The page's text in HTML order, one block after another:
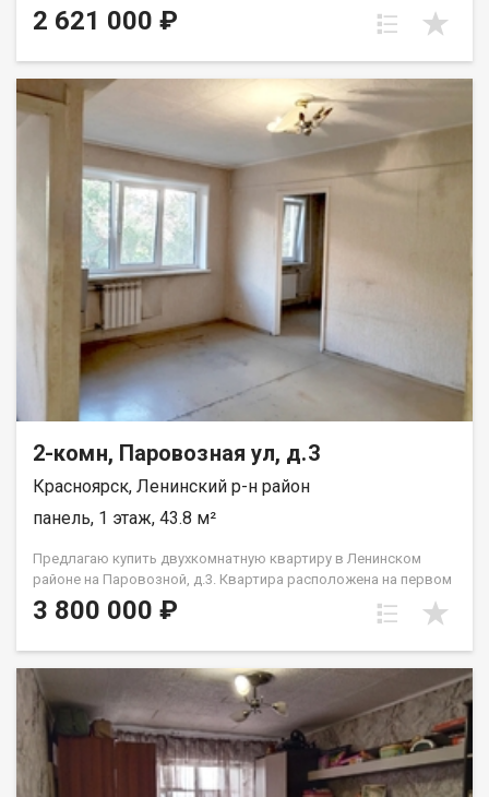
располагается на 2 этаже 3-этажного кирпичного дома 1984
года постройки. Отдел продаж
2 621 000 ₽
2-комн, Паровозная ул, д.3
Красноярск, Ленинский р-н район
панель, 1 этаж, 43.8 м²
Предлагаю купить двухкомнатную квартиру в Ленинском
районе на Паровозной, д.3. Квартира расположена на первом
этаже пятиэтажного панельного дома. Дом находится в тихом,
спокойном и очень зеленом районе, окна выходят во двор,
вместительная кладовка. Развитая инфраструктура, в
шаговой доступности школы, детские сада, Аэрокосмический
колледж, автобусные остановки и все необходимое для
комфортного проживания. Выход на сделку возможен после
первого сентября. Вся сумма в договоре, один взрослый
3 800 000 ₽